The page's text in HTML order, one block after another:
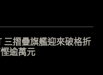
三摺疊旗艦迎來破格折
逾萬元